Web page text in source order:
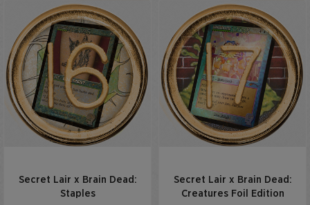
Secret Lair x Brain Dead:
Staples
Secret Lair x Brain Dead:
Creatures Foil Edition